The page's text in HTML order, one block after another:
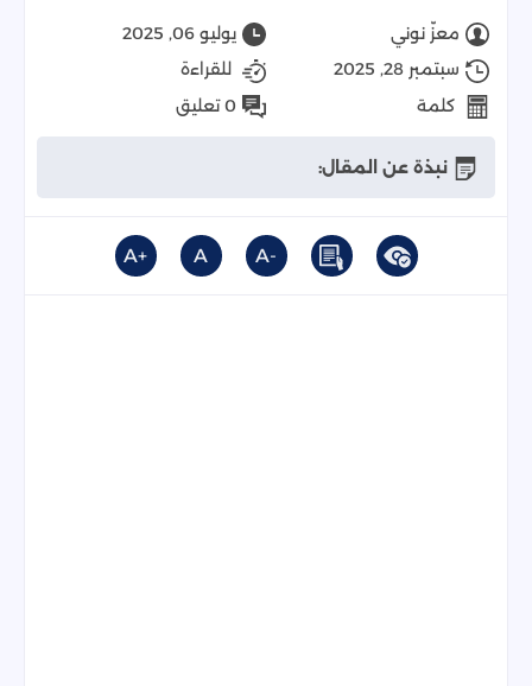
معزّ نوني
يوليو 06, 2025
سبتمبر 28, 2025
للقراءة
كلمة
0 تعليق
نبذة عن المقال:
-A
A
+A